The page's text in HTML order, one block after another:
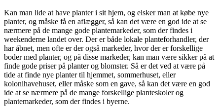
Kan man lide at have planter i sit hjem, og elsker man at købe nye
planter, og måske få en aflægger, så kan det være en god ide at se
nærmere på de mange gode plantemarkeder, som der findes i
weekenderne landet over. Der er både lokale planteforhandler, der
har åbnet, men ofte er der også markeder, hvor der er forskellige
boder med planter, og på disse markeder, kan man være sikker på at
finde gode priser på planter og blomster. Så er det ved at være på
tide at finde nye planter til hjemmet, sommerhuset, eller
kolonihavehuset, eller måske som en gave, så kan det være en god
ide at se nærmere på de mange forskellige planteskoler og
plantemarkeder, som der findes i byerne.